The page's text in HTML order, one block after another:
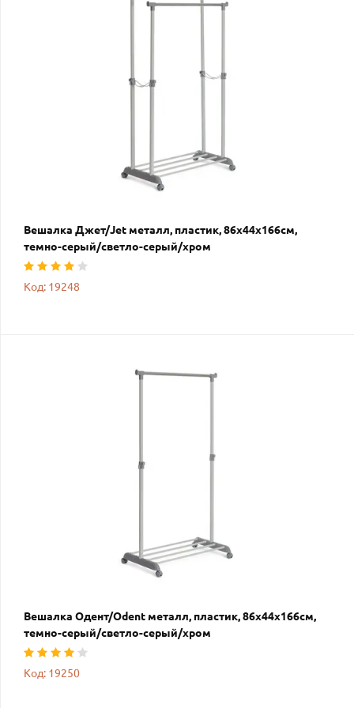
Вешалка Джет/Jet металл, пластик, 86х44х166см,
темно-серый/светло-серый/хром
Код: 19248
Вешалка Одент/Odent металл, пластик, 86х44х166см,
темно-серый/светло-серый/хром
Код: 19250